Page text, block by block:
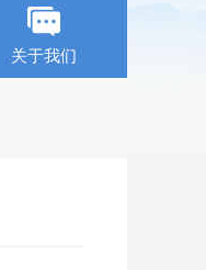
关于我们